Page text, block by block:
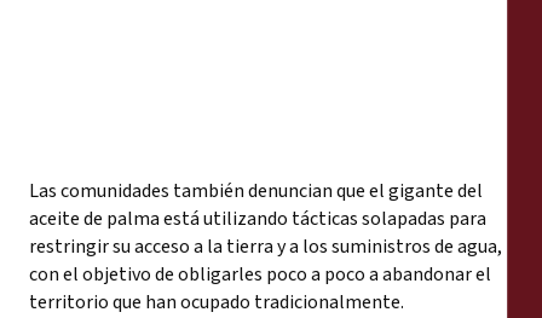
Las comunidades también denuncian que el gigante del
aceite de palma está utilizando tácticas solapadas para
restringir su acceso a la tierra y a los suministros de agua,
con el objetivo de obligarles poco a poco a abandonar el
territorio que han ocupado tradicionalmente.